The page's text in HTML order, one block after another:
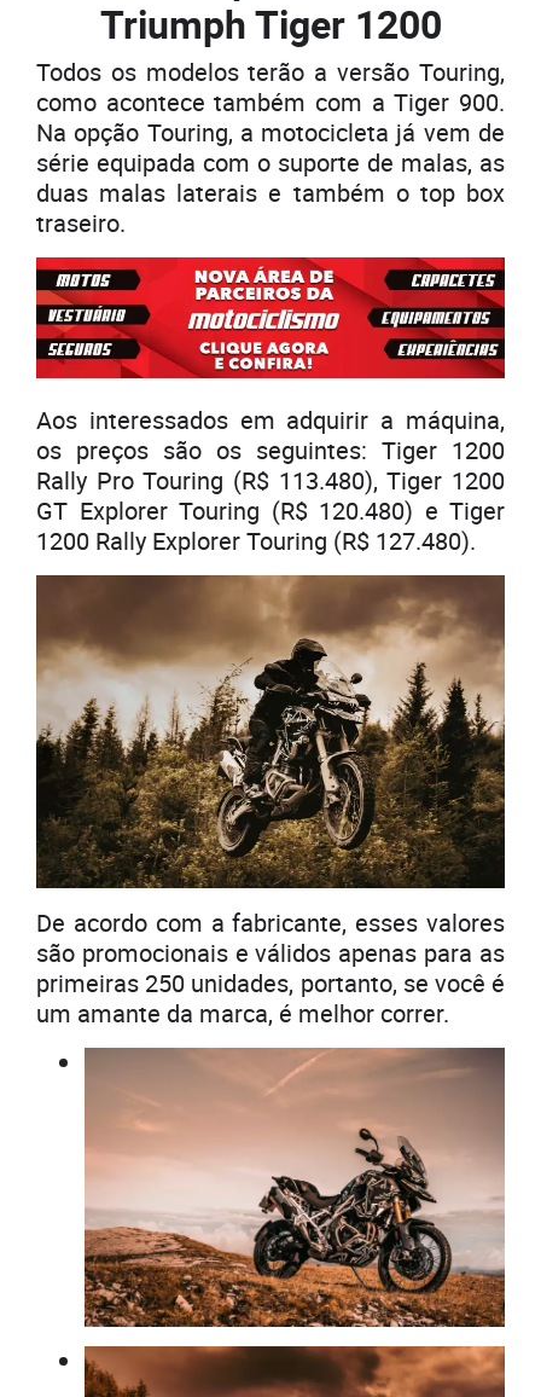
Triumph Tiger 1200
Todos os modelos terão a versão Touring,
como acontece também com a Tiger 900.
Na opção Touring, a motocicleta já vem de
série equipada com o suporte de malas, as
duas malas laterais e também o top box
traseiro.
Aos interessados em adquirir a máquina,
os preços são os seguintes: Tiger 1200
Rally Pro Touring (R$ 113.480), Tiger 1200
GT Explorer Touring (R$ 120.480) e Tiger
1200 Rally Explorer Touring (R$ 127.480).
De acordo com a fabricante, esses valores
são promocionais e válidos apenas para as
primeiras 250 unidades, portanto, se você é
um amante da marca, é melhor correr.